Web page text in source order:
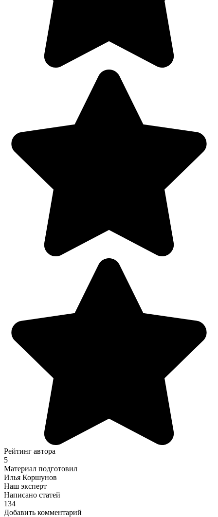
Рейтинг автора
5
Материал подготовил
Илья Коршунов
Наш эксперт
Написано статей
134
Добавить комментарий